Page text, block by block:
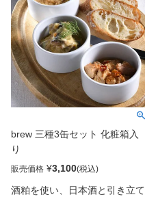
brew 三種3缶セット 化粧箱入
り
販売価格 ¥3,100
酒粕を使い、日本酒と引き立て